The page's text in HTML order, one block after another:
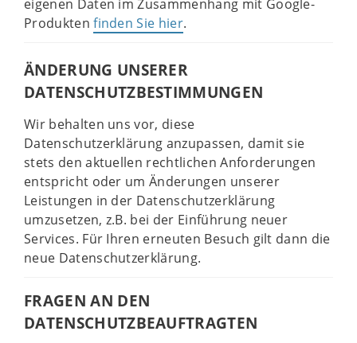
eigenen Daten im Zusammenhang mit Google-
Produktenfinden Sie hier.
ÄNDERUNG UNSERER
DATENSCHUTZBESTIMMUNGEN
Wir behalten uns vor, diese
Datenschutzerklärung anzupassen, damit sie
stets den aktuellen rechtlichen Anforderungen
entspricht oder um Änderungen unserer
Leistungen in der Datenschutzerklärung
umzusetzen, z.B. bei der Einführung neuer
Services. Für Ihren erneuten Besuch gilt dann die
neue Datenschutzerklärung.
FRAGEN AN DEN
DATENSCHUTZBEAUFTRAGTEN